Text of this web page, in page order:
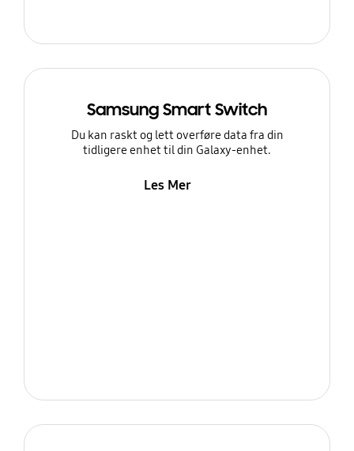
Samsung Smart Switch
Du kan raskt og lett overføre data fra din
tidligere enhet til din Galaxy-enhet.
Les Mer